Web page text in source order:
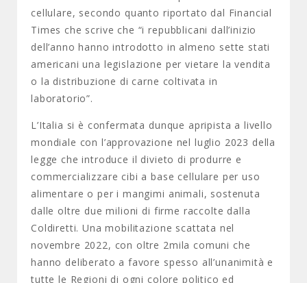
cellulare, secondo quanto riportato dal Financial
Times che scrive che “i repubblicani dall’inizio
dell’anno hanno introdotto in almeno sette stati
americani una legislazione per vietare la vendita
o la distribuzione di carne coltivata in
laboratorio”.
L’Italia si è confermata dunque apripista a livello
mondiale con l’approvazione nel luglio 2023 della
legge che introduce il divieto di produrre e
commercializzare cibi a base cellulare per uso
alimentare o per i mangimi animali, sostenuta
dalle oltre due milioni di firme raccolte dalla
Coldiretti. Una mobilitazione scattata nel
novembre 2022, con oltre 2mila comuni che
hanno deliberato a favore spesso all’unanimità e
tutte le Regioni di ogni colore politico ed